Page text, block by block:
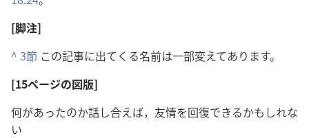
[脚注]
^ 3節 この記事に出てくる名前は一部変えてあります。
[15ページの図版]
何があったのか話し合えば，友情を回復できるかもしれな
い